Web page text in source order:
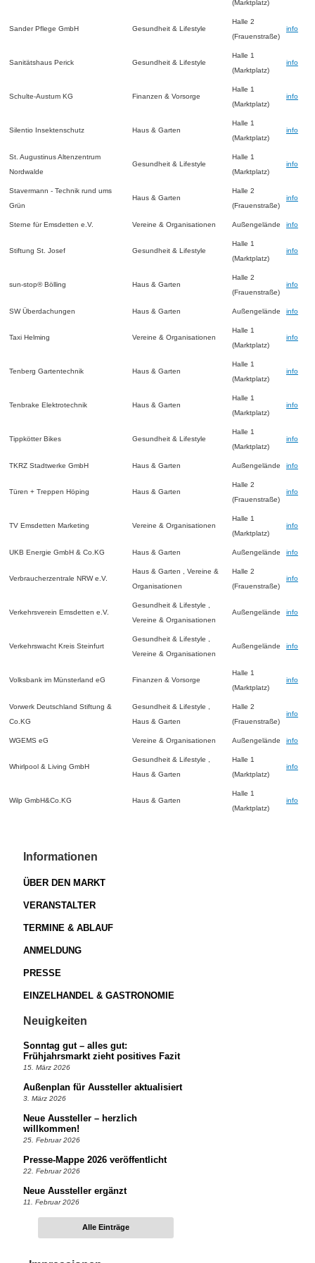
(Marktplatz)
Sander Pflege GmbH Gesundheit & Lifestyle
Halle 2
(Frauenstraße)
info
Sanitätshaus Perick Gesundheit & Lifestyle
Halle 1
(Marktplatz)
info
Schulte-Austum KG Finanzen & Vorsorge
Halle 1
(Marktplatz)
info
Silentio Insektenschutz Haus & Garten
Halle 1
(Marktplatz)
info
St. Augustinus Altenzentrum
Nordwalde
Gesundheit & Lifestyle
Halle 1
(Marktplatz)
info
Stavermann - Technik rund ums
Grün
Haus & Garten
Halle 2
(Frauenstraße)
info
Sterne für Emsdetten e.V. Vereine & Organisationen Außengelände info
Stiftung St. Josef Gesundheit & Lifestyle
Halle 1
(Marktplatz)
info
sun-stop® Bölling Haus & Garten
Halle 2
(Frauenstraße)
info
SW Überdachungen Haus & Garten Außengelände info
Taxi Helming Vereine & Organisationen
Halle 1
(Marktplatz)
info
Tenberg Gartentechnik Haus & Garten
Halle 1
(Marktplatz)
info
Tenbrake Elektrotechnik Haus & Garten
Halle 1
(Marktplatz)
info
Tippkötter Bikes Gesundheit & Lifestyle
Halle 1
(Marktplatz)
info
TKRZ Stadtwerke GmbH Haus & Garten Außengelände info
Türen + Treppen Höping Haus & Garten
Halle 2
(Frauenstraße)
info
TV Emsdetten Marketing Vereine & Organisationen
Halle 1
(Marktplatz)
info
UKB Energie GmbH & Co.KG Haus & Garten Außengelände info
Verbraucherzentrale NRW e.V.
Haus & Garten , Vereine &
Organisationen
Halle 2
(Frauenstraße)
info
Verkehrsverein Emsdetten e.V.
Gesundheit & Lifestyle ,
Vereine & Organisationen
Außengelände info
Verkehrswacht Kreis Steinfurt
Gesundheit & Lifestyle ,
Vereine & Organisationen
Außengelände info
Volksbank im Münsterland eG Finanzen & Vorsorge
Halle 1
(Marktplatz)
info
Vorwerk Deutschland Stiftung &
Co.KG
Gesundheit & Lifestyle ,
Haus & Garten
Halle 2
(Frauenstraße)
info
WGEMS eG Vereine & Organisationen Außengelände info
Whirlpool & Living GmbH
Gesundheit & Lifestyle ,
Haus & Garten
Halle 1
(Marktplatz)
info
Wilp GmbH&Co.KG Haus & Garten
Halle 1
(Marktplatz)
info
Informationen
ÜBER DEN MARKT
VERANSTALTER
TERMINE & ABLAUF
ANMELDUNG
PRESSE
EINZELHANDEL & GASTRONOMIE
Neuigkeiten
Sonntag gut – alles gut:
Frühjahrsmarkt zieht positives Fazit
15. März 2026
Außenplan für Aussteller aktualisiert
3. März 2026
Neue Aussteller – herzlich
willkommen!
25. Februar 2026
Presse-Mappe 2026 veröffentlicht
22. Februar 2026
Neue Aussteller ergänzt
11. Februar 2026
Alle Einträge